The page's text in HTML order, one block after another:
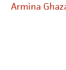
Armina